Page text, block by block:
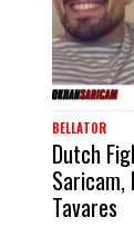
BELLATOR
Dutch
Saricam,
Tavares